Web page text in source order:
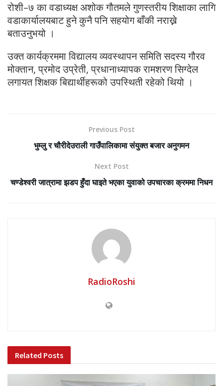
रोशी–७ का वडाध्यक्ष अशोक गौतमले गुणस्तरीय शिक्षाका लागि
वडाकार्यालयबाट हुने कुनै पनि सहयोग बाँकी नराख्ने
बताउनुभयो ।
उक्त कार्यक्रममा विद्यालय व्यवस्थापन समिति सदस्य गौरव
मोक्तान, प्रमोद उप्रेती, प्रधानाध्यापक रामशरण सिग्देल
लगायत शिक्षक बिद्यार्थीहरूको उपस्थिती रहेको थियो ।
Previous Post
भुम्लु र चौरीदेउराली गाउँपालिकामा संयुक्त बजार अनुगमन
Next Post
चण्डेश्वरी जात्रामा झडप हुँदा घाइते भएका युवाको उपचारका क्रममा निधन
RadioRoshi
Related Posts